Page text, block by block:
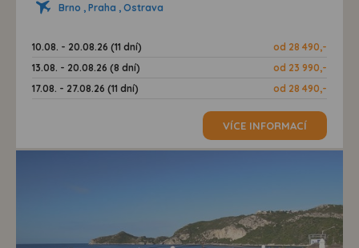
Brno , Praha , Ostrava
10.08. - 20.08.26 (11 dní)
od 28 490,-
13.08. - 20.08.26 (8 dní)
od 23 990,-
17.08. - 27.08.26 (11 dní)
od 28 490,-
VÍCE INFORMACÍ